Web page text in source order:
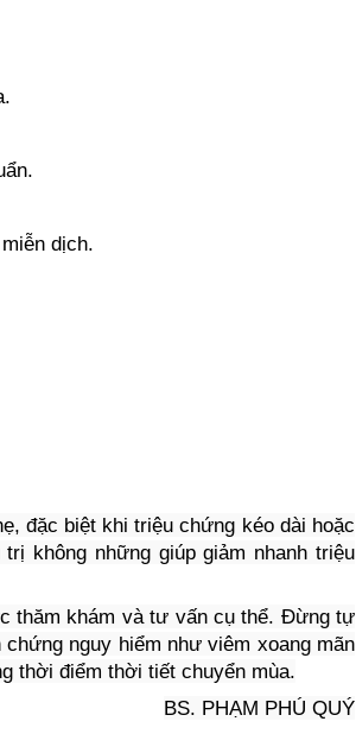
dịch.
đặc biệt khi triệu chứng kéo dài hoặc
không những giúp giảm nhanh triệu
thăm khám và tư vấn cụ thể. Đừng tự
nguy hiểm như viêm xoang mãn
thời điểm thời tiết chuyển mùa.
BS. PHẠM PHÚ QUÝ